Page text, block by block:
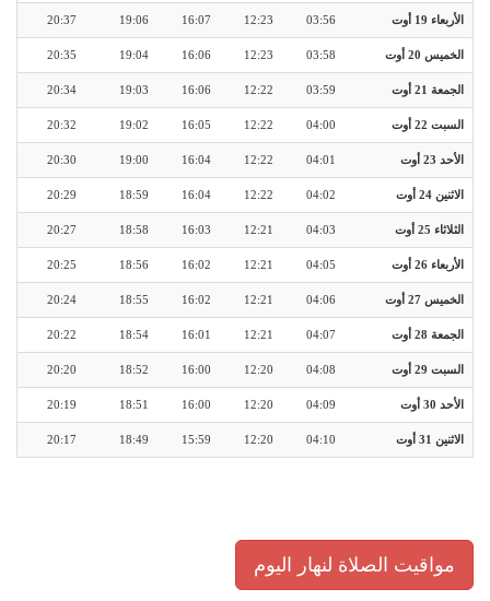
الأربعاء 19 أوت 03:56
12:23
16:07
19:06
20:37
الخميس 20 أوت 03:58
12:23
16:06
19:04
20:35
الجمعة 21 أوت 03:59
12:22
16:06
19:03
20:34
السبت 22 أوت 04:00
12:22
16:05
19:02
20:32
الأحد 23 أوت 04:01
12:22
16:04
19:00
20:30
الاثنين 24 أوت 04:02
12:22
16:04
18:59
20:29
الثلاثاء 25 أوت 04:03
12:21
16:03
18:58
20:27
الأربعاء 26 أوت 04:05
12:21
16:02
18:56
20:25
الخميس 27 أوت 04:06
12:21
16:02
18:55
20:24
الجمعة 28 أوت 04:07
12:21
16:01
18:54
20:22
السبت 29 أوت 04:08
12:20
16:00
18:52
20:20
الأحد 30 أوت 04:09
12:20
16:00
18:51
20:19
الاثنين 31 أوت 04:10
12:20
15:59
18:49
20:17
مواقيت الصلاة لنهار اليوم